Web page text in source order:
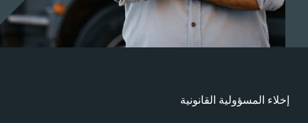
المسؤولية القانونية